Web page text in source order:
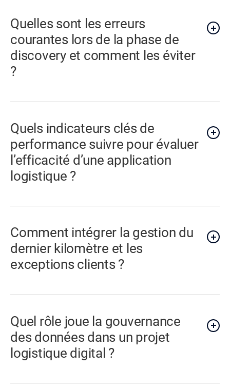
Quelles sont les erreurs
courantes lors de la phase de
discovery et comment les éviter
?
Quels indicateurs clés de
performance suivre pour évaluer
l’efficacité d’une application
logistique ?
Comment intégrer la gestion du
dernier kilomètre et les
exceptions clients ?
Quel rôle joue la gouvernance
des données dans un projet
logistique digital ?